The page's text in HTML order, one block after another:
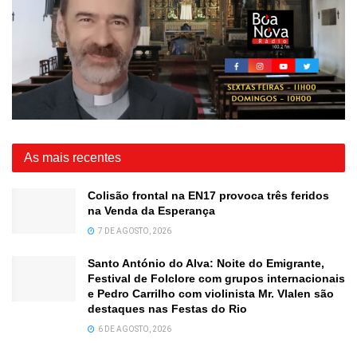
As mais recentes
Colisão frontal na EN17 provoca três feridos
na Venda da Esperança
7 DE AGOSTO, 2026
Santo António do Alva: Noite do Emigrante,
Festival de Folclore com grupos internacionais
e Pedro Carrilho com violinista Mr. Vlalen são
destaques nas Festas do Rio
6 DE AGOSTO, 2026